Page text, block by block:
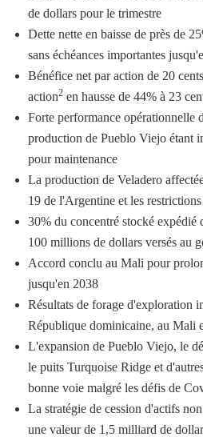
de dollars pour le trimestre
Dette nette en baisse de près de
sans échéances importantes
Bénéfice net par action de 20
action2 en hausse de 44% à 23
Forte performance opérationnelle
production de Pueblo Viejo étant
pour maintenance
La production de Veladero
19 de l'Argentine et les
30% du concentré stocké expédié
100 millions de dollars versés au
Accord conclu au Mali pour
jusqu'en 2038
Résultats de forage d'exploration
République dominicaine, au Mali
L'expansion de Pueblo Viejo, le
le puits Turquoise Ridge et
bonne voie malgré les défis de
La stratégie de cession d'actifs
une valeur de 1,5 milliard de